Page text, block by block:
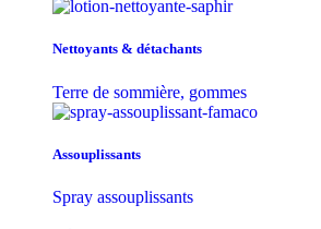
Nettoyants & détachants
Terre de sommière, gommes
Assouplissants
Spray assouplissants